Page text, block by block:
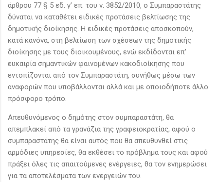
άρθρου 77 § 5 εδ. γ’ επ. του ν. 3852/2010, ο Συμπαραστάτης
δύναται να καταθέτει ειδικές προτάσεις βελτίωσης της
δημοτικής διοίκησης. Η ειδικές προτάσεις αποσκοπούν,
κατά κανόνα, στη βελτίωση των σχέσεων της δημοτικής
διοίκησης με τους διοικουμένους, ενώ εκδίδονται επ’
ευκαιρία σημαντικών φαινομένων κακοδιοίκησης που
εντοπίζονται από τον Συμπαραστάτη, συνήθως μέσω των
αναφορών που υποβάλλονται αλλά και με οποιοδήποτε άλλο
πρόσφορο τρόπο.
Απευθυνόμενος ο δημότης στον συμπαραστάτη, θα
απεμπλακεί από τα γρανάζια της γραφειοκρατίας, αφού ο
συμπαραστάτης θα είναι αυτός που θα απευθυνθεί στις
αρμόδιες υπηρεσίες, θα εκθέσει το πρόβλημα τους και αφού
πράξει όλες τις απαιτούμενες ενέργειες, θα τον ενημερώσει
για τα αποτελέσματα των ενεργειών του.